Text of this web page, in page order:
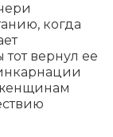
когда
тот вернул ее